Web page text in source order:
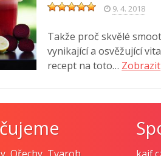
9. 4. 2018
Takže proč skvělé
vynikající a osvěžující
recept na toto… Zobrazit